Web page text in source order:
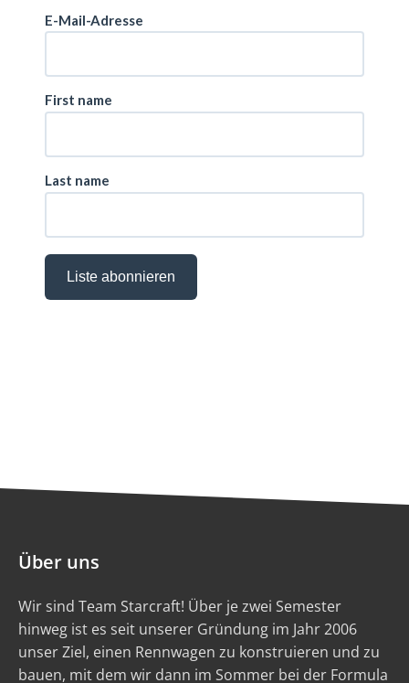
Über uns
Wir sind Team Starcraft! Über je zwei Semester
hinweg ist es seit unserer Gründung im Jahr 2006
unser Ziel, einen Rennwagen zu konstruieren und zu
bauen, mit dem wir dann im Sommer bei der Formula